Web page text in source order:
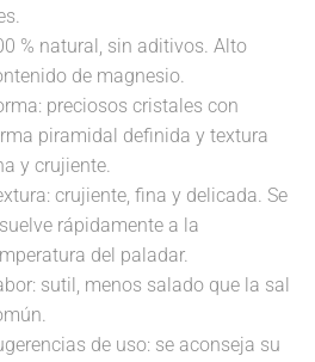
% natural, sin aditivos. Alto
de magnesio.
preciosos cristales con
piramidal definida y textura
y crujiente.
crujiente, fina y delicada. Se
rápidamente a la
del paladar.
sutil, menos salado que la sal
de uso: se aconseja su